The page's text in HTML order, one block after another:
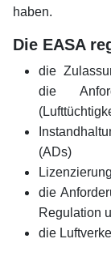
haben.
Die EASA
die
die
(ADs)
Lizenzierung
die
Regulation
die